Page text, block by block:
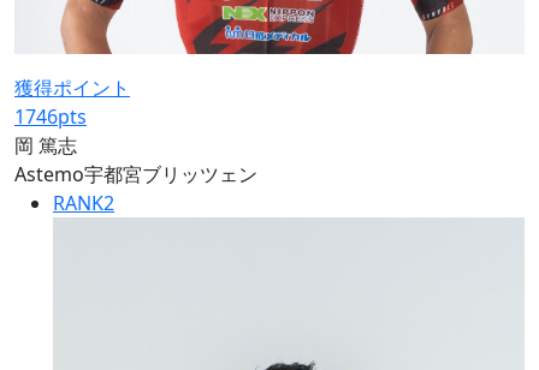
獲得ポイント
1746pts
岡 篤志
Astemo宇都宮ブリッツェン
RANK2